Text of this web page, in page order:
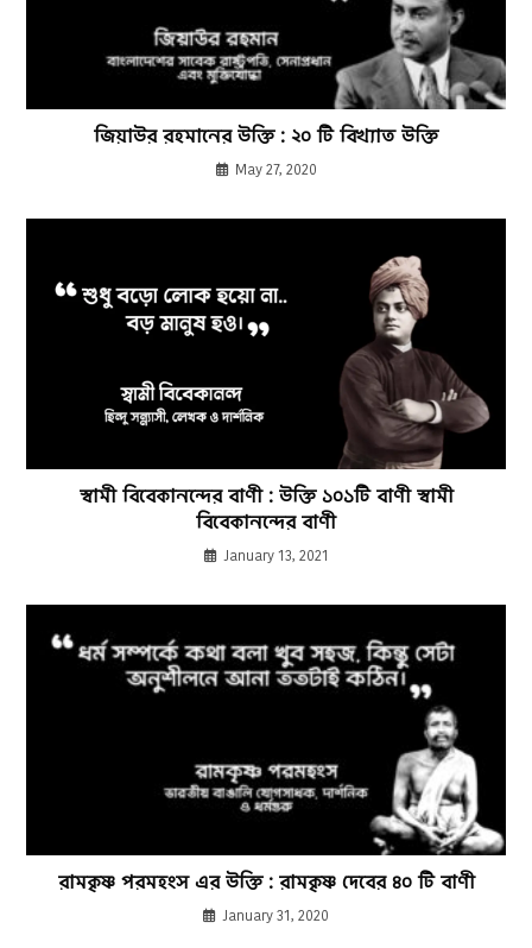
জিয়াউর রহমানের উক্তি : ২০ টি বিখ্যাত উক্তি
May 27, 2020
স্বামী বিবেকানন্দের বাণী : উক্তি ১০১টি বাণী স্বামী
বিবেকানন্দের বাণী
January 13, 2021
রামকৃষ্ণ পরমহংস এর উক্তি : রামকৃষ্ণ দেবের ৪০ টি বাণী
January 31, 2020